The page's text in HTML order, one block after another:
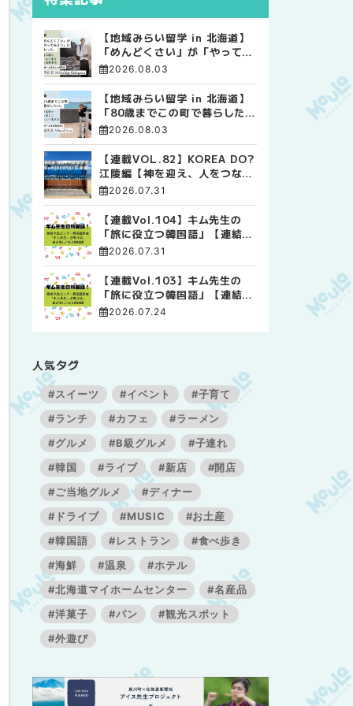
【地域みらい留学 in 北海道】
「めんどくさい」が「やってみ
よう」に変わった。 十勝の風
自由な高校生活
2026.08.03
【地域みらい留学 in 北海道】
「80歳までこの町で暮らした
い」 標津高校で踏み出した、
2026.08.03
【連載VOL.82】KOREA DO?
江陵編【神を迎え、人をつなぐ
時間 ― 江陵端午祭 】
2026.07.31
【連載Vol.104】キム先生の
「旅に役立つ韓国語」【連結語
尾について その4】
2026.07.31
【連載Vol.103】キム先生の
「旅に役立つ韓国語」【連結語
尾について その3】
2026.07.24
人気タグ
#スイーツ #イベント
#子育て
#ランチ
#カフェ
#ラーメン
#グルメ
#B級グルメ
#子連れ
#韓国
#ライブ #新店
#開店
#ご当地グルメ
#ディナー
#ドライブ
#MUSIC
#お土産
#韓国語
#レストラン
#食べ歩き
#海鮮
#温泉
#ホテル
#北海道マイホームセンター
#名産品
#洋菓子
#パン
#観光スポット
#外遊び